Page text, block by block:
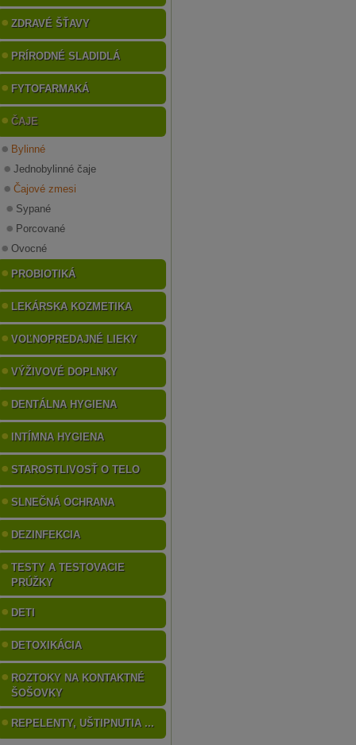
ZDRAVÉ ŠŤAVY
PRÍRODNÉ SLADIDLÁ
FYTOFARMAKÁ
ČAJE
Bylinné
Jednobylinné čaje
Čajové zmesi
Sypané
Porcované
Ovocné
PROBIOTIKÁ
LEKÁRSKA KOZMETIKA
VOĽNOPREDAJNÉ LIEKY
VÝŽIVOVÉ DOPLNKY
DENTÁLNA HYGIENA
INTÍMNA HYGIENA
STAROSTLIVOSŤ O TELO
SLNEČNÁ OCHRANA
DEZINFEKCIA
TESTY A TESTOVACIE
PRÚŽKY
DETI
DETOXIKÁCIA
ROZTOKY NA KONTAKTNÉ
ŠOŠOVKY
REPELENTY, UŠTIPNUTIA ...